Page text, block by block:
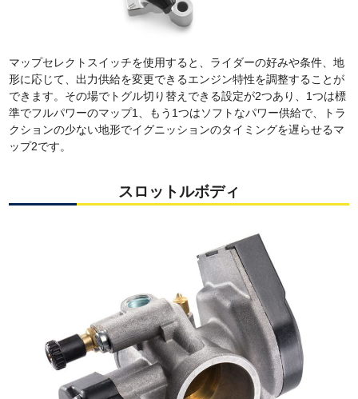
マップセレクトスイッチを使用すると、ライダーの好みや条件、地
形に応じて、出力供給を変更できるエンジン特性を調整することが
できます。その場でトグル切り替えできる設定が2つあり、1つは標
準でフルパワーのマップ1、もう1つはソフトなパワー供給で、トラ
クションの少ない地形でイグニッションのタイミングを遅らせるマ
ップ2です。
スロットルボディ